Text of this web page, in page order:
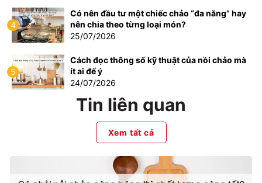
4
Có nên đầu tư một chiếc chảo “đa năng” hay
nên chia theo từng loại món?
25/07/2026
5
Cách đọc thông số kỹ thuật của nồi chảo mà
ít ai để ý
24/07/2026
Tin liên quan
Xem tất cả